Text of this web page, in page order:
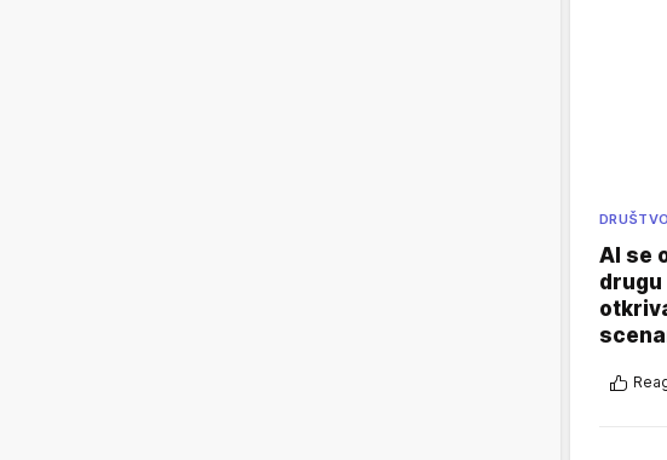
DRUŠTVO
AI se